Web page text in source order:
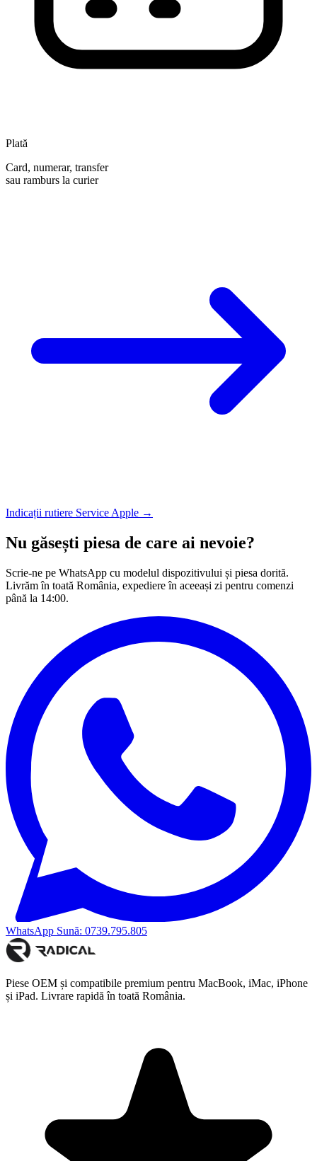
Plată
Card, numerar, transfer
sau ramburs la curier
Indicații rutiere Service Apple →
Nu găsești piesa de care ai nevoie?
Scrie-ne pe WhatsApp cu modelul dispozitivului și piesa dorită.
Livrăm în toată România, expediere în aceeași zi pentru comenzi
până la 14:00.
WhatsApp Sună: 0739.795.805
Piese OEM și compatibile premium pentru MacBook, iMac, iPhone
și iPad. Livrare rapidă în toată România.